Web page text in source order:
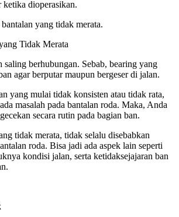
dioperasikan.
yang tidak merata.
Tidak Merata
saling berhubungan. Sebab, bearing yang
agar berputar maupun bergeser di jalan.
yang mulai tidak konsisten atau tidak rata,
masalah pada bantalan roda. Maka, Anda
secara rutin pada bagian ban.
tidak merata, tidak selalu disebabkan
roda. Bisa jadi ada aspek lain seperti
kondisi jalan, serta ketidaksejajaran ban